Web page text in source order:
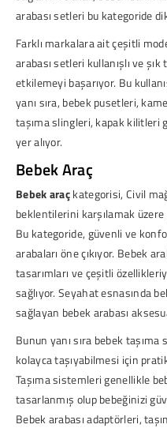
arabasısetleri bu kategoride
Farklı markalara ait çeşitli
arabası setleri kullanışlı ve
etkilemeyi başarıyor. Bu
yanı sıra, bebek pusetleri,
taşıma slingleri, kapak kilitleri
yer alıyor.
Bebek Araç
Bebek araçkategorisi, Civil
beklentilerini karşılamak
Bu kategoride, güvenli ve
arabaları öne çıkıyor. Bebek
tasarımları ve çeşitli
sağlıyor. Seyahat esnasında
sağlayan bebek arabası
Bunun yanı sıra bebek
kolayca taşıyabilmesi için
Taşıma sistemleri genellikle
tasarlanmış olup bebeğinizi
Bebek arabası adaptörleri,